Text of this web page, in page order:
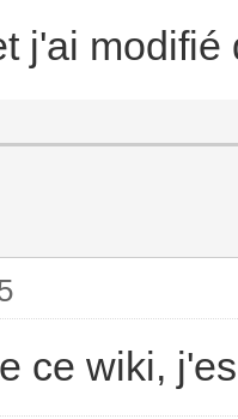
j'ai
ce wiki,